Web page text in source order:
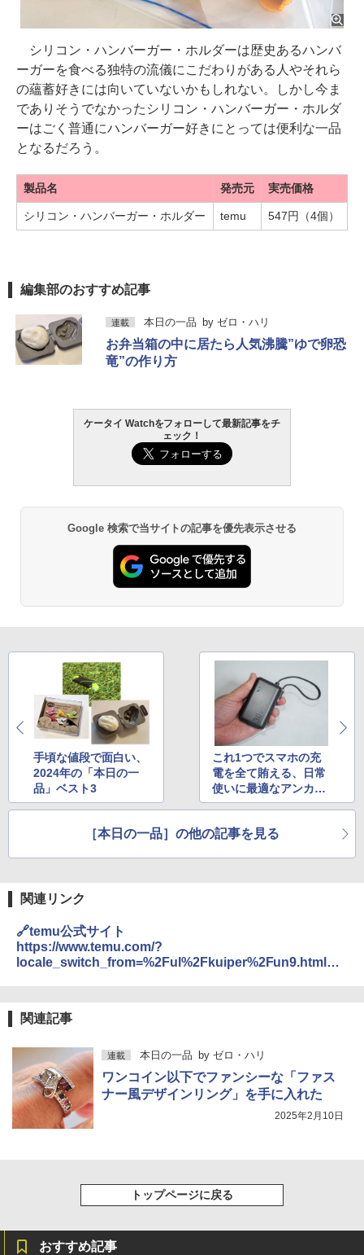
シリコン・ハンバーガー・ホルダーは歴史あるハンバ
ーガーを食べる独特の流儀にこだわりがある人やそれら
の蘊蓄好きには向いていないかもしれない。しかし今ま
でありそうでなかったシリコン・ハンバーガー・ホルダ
ーはごく普通にハンバーガー好きにとっては便利な一品
となるだろう。
製品名 発売元 実売価格
シリコン・ハンバーガー・ホルダー temu 547円（4個）
編集部のおすすめ記事
連載 本日の一品 by ゼロ・ハリ
お弁当箱の中に居たら人気沸騰”ゆで卵恐
竜”の作り方
ケータイ Watchをフォローして最新記事をチ
ェック！
Google 検索で当サイトの記事を優先表示させる
手頃な値段で面白い、
2024年の「本日の一
品」ベスト3
これ1つでスマホの充
電を全て賄える、日常
使いに最適なアンカー
のモバイルバッテリー
［本日の一品］の他の記事を見る
関連リンク
🔗temu公式サイト
https://www.temu.com/?
locale_switch_from=%2Ful%2Fkuiper%2Fun9.html%3
関連記事
連載 本日の一品 by ゼロ・ハリ
ワンコイン以下でファンシーな「ファス
ナー風デザインリング」を手に入れた
2025年2月10日
トップページに戻る
おすすめ記事